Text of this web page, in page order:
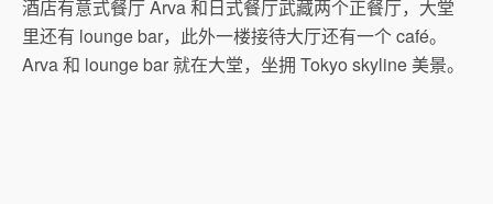
酒店有意式餐厅 Arva 和日式餐厅武藏两个正餐厅，大堂
里还有 lounge bar，此外一楼接待大厅还有一个 café。
Arva 和 lounge bar 就在大堂，坐拥 Tokyo skyline 美景。